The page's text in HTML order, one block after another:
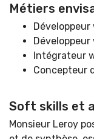
Métiers
Intégrateur
Concepteur
Soft skills et
Monsieur Leroy